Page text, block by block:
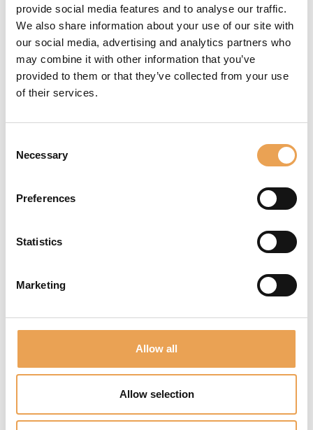
provide social media features and to analyse our traffic.
We also share information about your use of our site with
our social media, advertising and analytics partners who
may combine it with other information that you’ve
provided to them or that they’ve collected from your use
of their services.
Selection
Necessary
Preferences
Statistics
Marketing
Allow all
Allow selection
Productionserver 26
continue d’élargir son
écosystème de
périphériques en
prenant en charge les
technologies
nouveaux pilotes ont
une gamme de
Mimaki, Mutoh,
d’autres, aidant ainsi
intégrer de nouveaux
matériels en toute
leurs flux de
Parmi les nouveaux